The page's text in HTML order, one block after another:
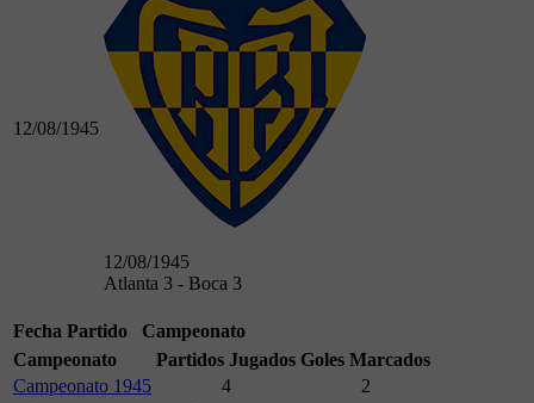
12/08/1945
12/08/1945
Atlanta 3 - Boca 3
Fecha Partido
Campeonato
Campeonato
Partidos Jugados Goles Marcados
Campeonato 1945
4
2